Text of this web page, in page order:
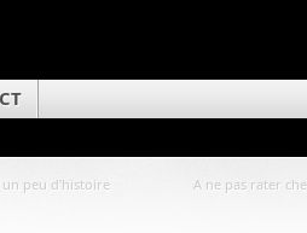
un peu d’histoire A ne pas rater